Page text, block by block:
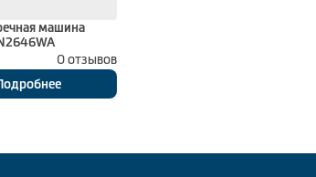
машина
0 отзывов